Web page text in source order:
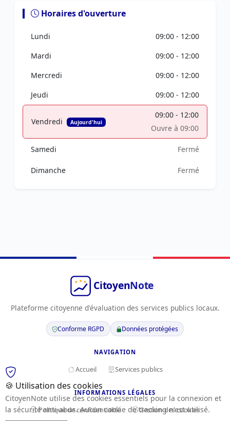
Horaires d'ouverture
Lundi
09:00 - 12:00
Mardi
09:00 - 12:00
Mercredi
09:00 - 12:00
Jeudi
09:00 - 12:00
Vendredi Aujourd'hui
09:00 - 12:00
Ouvre à 09:00
Samedi Fermé
Dimanche Fermé
Plateforme citoyenne d'évaluation des services publics locaux.
Conforme RGPD Données protégées
NAVIGATION
Accueil Services publics
INFORMATIONS LÉGALES
Politique de confidentialité
Gestion des cookies
🍪 Utilisation des cookies
CitoyenNote utilise des cookies essentiels pour la connexion et
la sécurité anti-abus. Aucun cookie de tracking n'est utilisé.